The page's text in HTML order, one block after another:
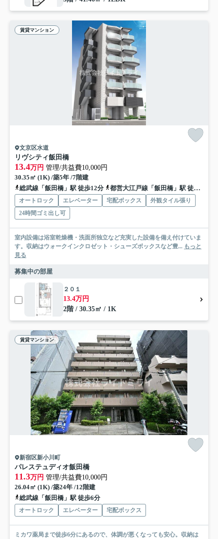
賃貸マンション
文京区水道
リヴシティ飯田橋
13.4万円 管理/共益費10,000円
30.35㎡ (1K) /築5年 /7階建
総武線「飯田橋」駅 徒歩12分
都営大江戸線「飯田橋」駅 徒歩12分
オートロック エレベーター 宅配ボックス
外観タイル張り
24時間ゴミ出し可
室内設備は浴室乾燥機・洗面所独立など充実した設備を備え付けていま
す。収納はウォークインクロゼット・シューズボックスなど豊... もっと
見る
募集中の部屋
２０１
13.4万円
2階 / 30.35㎡ / 1K
賃貸マンション
新宿区新小川町
パレステュディオ飯田橋
11.3万円 管理/共益費10,000円
26.04㎡ (1K) /築24年 /12階建
総武線「飯田橋」駅 徒歩6分
オートロック エレベーター 宅配ボックス
ミカワ薬局まで徒歩6分にあるので、体調が悪くなっても安心。収納は